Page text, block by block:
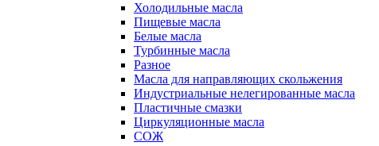
Холодильные масла
Пищевые масла
Белые масла
Турбинные масла
Разное
Масла для направляющих скольжения
Индустриальные нелегированные масла
Пластичные смазки
Циркуляционные масла
СОЖ